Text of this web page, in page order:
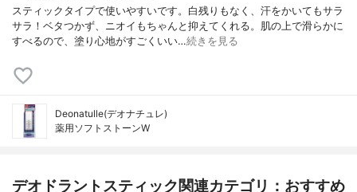
スティックタイプで使いやすいです。白残りもなく、汗をかいてもサラ
サラ！ベタつかず、ニオイもちゃんと抑えてくれる。肌の上で滑らかに
すべるので、塗り心地がすごくいい…続きを見る
Deonatulle(デオナチュレ)
薬用ソフトストーンW
デオドラントスティック関連カテゴリ：おすすめ